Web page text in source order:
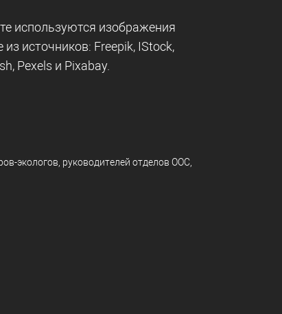
используются изображения
из источников: Freepik, IStock,
, Pexels и Pixabay.
экологов, руководителей отделов ООС,